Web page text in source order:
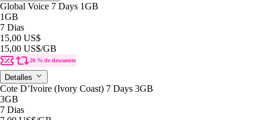
Global Voice 7 Days 1GB
1GB
7 Dias
15,00 US$
15,00 US$/GB
20 % de descuento
Detalles
Cote D’Ivoire (Ivory Coast) 7 Days 3GB
3GB
7 Dias